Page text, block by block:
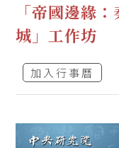
「帝國邊緣
城」工作坊
加入行事曆